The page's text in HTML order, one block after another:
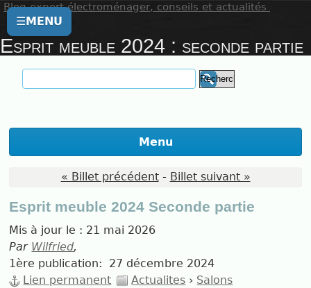
Blog expert électroménager, conseils et actualités
Esprit meuble 2024 : seconde partie
☰MENU
Menu
« Billet précédent - Billet suivant »
Esprit meuble 2024 Seconde partie
Mis à jour le : 21 mai 2026
Par Wilfried,
1ère publication: 27 décembre 2024
Lien permanent
Actualites › Salons